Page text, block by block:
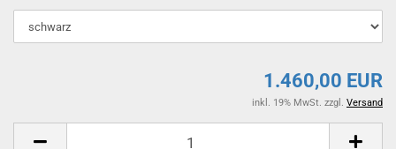
1.460,00 EUR
inkl. 19% MwSt. zzgl. Versand